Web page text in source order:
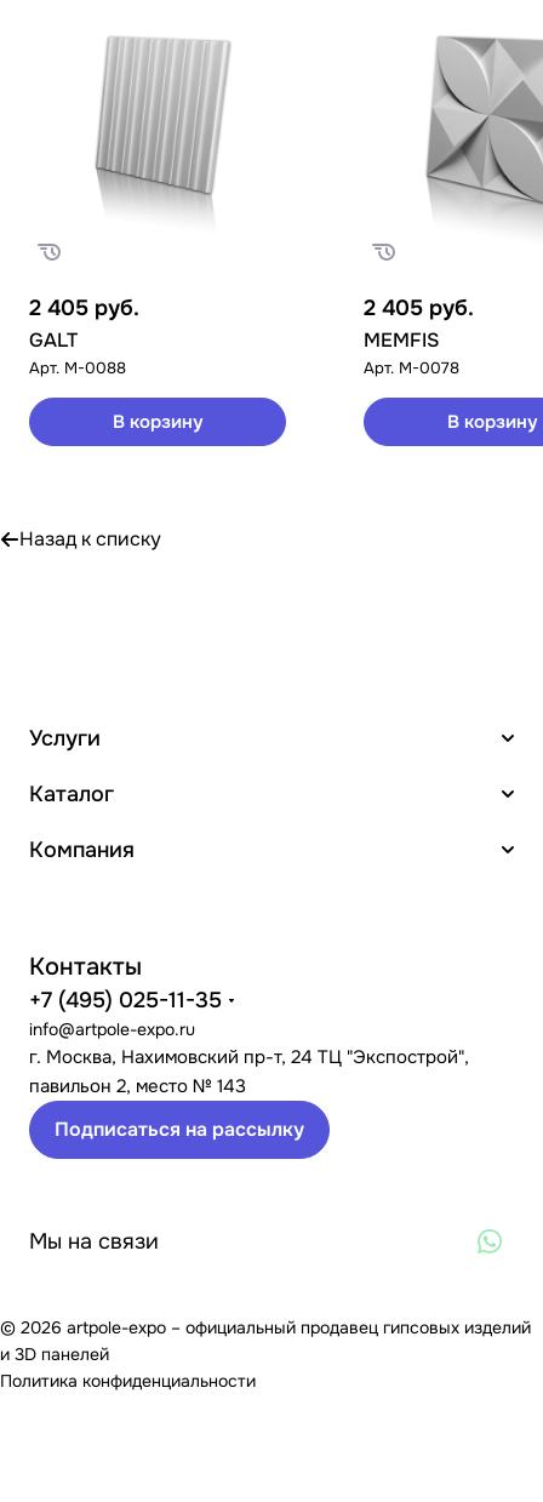
2 405 руб.
GALT
Арт. M-0088
В корзину
2 405 руб.
MEMFIS
Арт. M-0078
В корзину
Назад к списку
Услуги
Каталог
Компания
Контакты
+7 (495) 025-11-35
info@artpole-expo.ru
г. Москва, Нахимовский пр-т, 24 ТЦ "Экспострой",
павильон 2, место № 143
Подписаться на рассылку
Мы на связи
© 2026 artpole-expo – официальный продавец гипсовых изделий
и 3D панелей
Политика конфиденциальности